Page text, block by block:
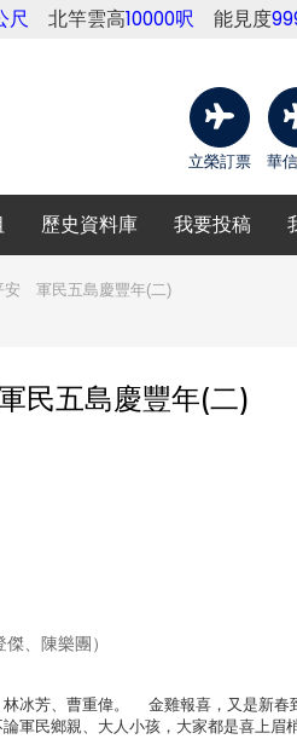
尺 北竿雲高10000呎 能見度
立榮訂票 華
歷史資料庫 我要投稿
軍民五島慶豐年(二)
五島慶豐年(二)
、陳樂團）
冰芳、曹重偉。 金雞報喜，又是新春
軍民鄉親、大人小孩，大家都是喜上眉